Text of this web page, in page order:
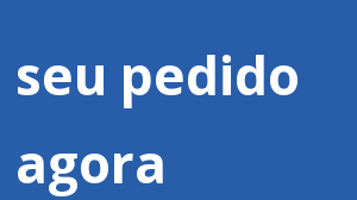
seu pedido
agora